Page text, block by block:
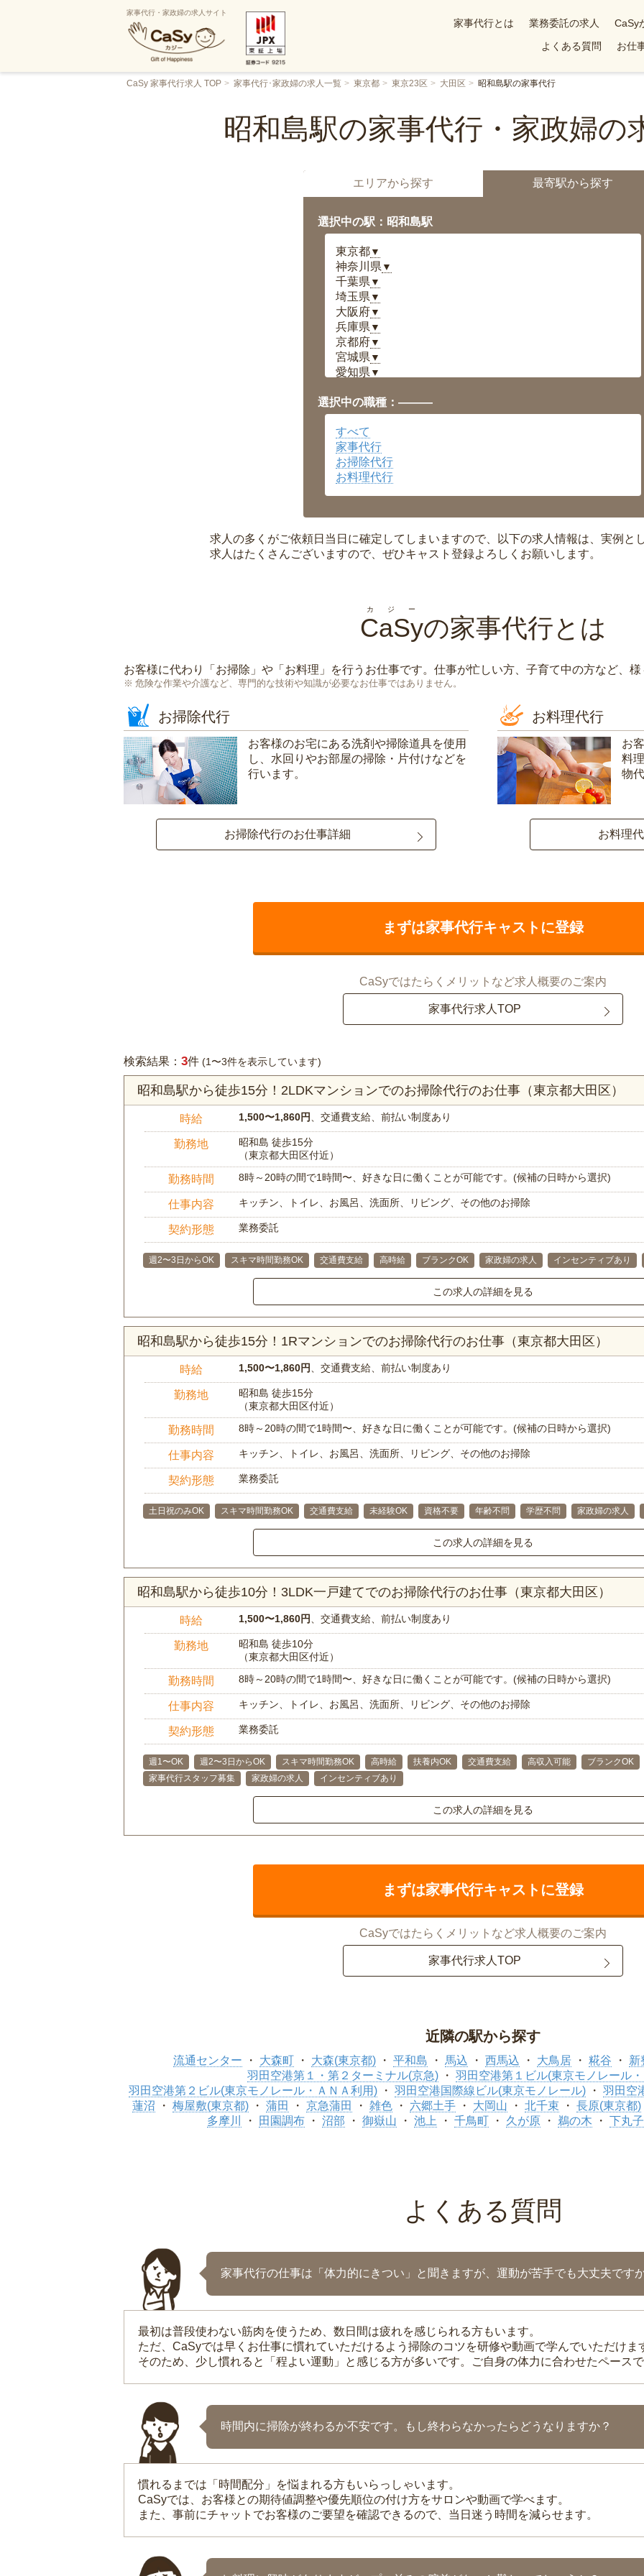
家事代行・家政婦の求人サイト
家事代行とは 業務委託の求人 CaSy
よくある質問
お仕
CaSy 家事代行求人 TOP 家事代行･家政婦の求人一覧 東京都 東京23区 大田区 昭和島駅の家事代行
昭和島駅の家事代行・家政婦の
エリアから探す 最寄駅から探す
選択中の駅：昭和島駅
東京都▼
神奈川県 ▼
千葉県 ▼
埼玉県 ▼
大阪府▼
兵庫県 ▼
京都府▼
宮城県 ▼
愛知県 ▼
岡山県▼
広島県▼
沖縄県
選択中の職種：———
すべて
家事代行
お掃除代行
お料理代行
求人の多くがご依頼日当日に確定してしまいますので、以下の求人情報は、実例と
求人はたくさんございますので、ぜひキャスト登録よろしくお願いします。
CaSy
カジー
の家事代行とは
お客様に代わり「 お掃除 」や「 お料理 」を行うお仕事です。仕事が忙しい方、子育て中の方など、
危険な作業や介護など、専門的な技術や知識が必要なお仕事ではありません。
お掃除代行
お客様のお宅にある洗剤や掃除道具を使用
し、水回りやお部屋の掃除・片付けなどを
行います。
お掃除代行のお仕事詳細
お料理代行
お
料
物
お料理
まずは家事代行キャストに登録
CaSyではたらくメリットなど求人概要のご案内
家事代行求人TOP
検索結果： 3件 (1〜3件を表示しています)
昭和島駅から徒歩15分！2LDKマンションでのお掃除代行のお仕事（東京都大田区）
時給 1,500〜1,860円 、交通費支給、前払い制度あり
勤務地
昭和島 徒歩15分
（東京都大田区付近）
勤務時間 8時～20時の間で1時間〜、好きな日に働くことが可能です。(候補の日時から選択)
仕事内容 キッチン、トイレ、お風呂、洗面所、リビング、その他のお掃除
契約形態 業務委託
週2〜3日からOK スキマ時間勤務OK 交通費支給 高時給 ブランクOK 家政婦の求人 インセンティブあり
この求人の詳細を見る
昭和島駅から徒歩15分！1Rマンションでのお掃除代行のお仕事（東京都大田区）
時給 1,500〜1,860円 、交通費支給、前払い制度あり
勤務地
昭和島 徒歩15分
（東京都大田区付近）
勤務時間 8時～20時の間で1時間〜、好きな日に働くことが可能です。(候補の日時から選択)
仕事内容 キッチン、トイレ、お風呂、洗面所、リビング、その他のお掃除
契約形態 業務委託
土日祝のみOK スキマ時間勤務OK 交通費支給 未経験OK 資格不要 年齢不問 学歴不問 家政婦の求人
この求人の詳細を見る
昭和島駅から徒歩10分！3LDK一戸建てでのお掃除代行のお仕事（東京都大田区）
時給 1,500〜1,860円 、交通費支給、前払い制度あり
勤務地
昭和島 徒歩10分
（東京都大田区付近）
勤務時間 8時～20時の間で1時間〜、好きな日に働くことが可能です。(候補の日時から選択)
仕事内容 キッチン、トイレ、お風呂、洗面所、リビング、その他のお掃除
契約形態 業務委託
週1〜OK 週2〜3日からOK スキマ時間勤務OK 高時給 扶養内OK 交通費支給 高収入可能 ブランクOK
家事代行スタッフ募集
家政婦の求人 インセンティブあり
この求人の詳細を見る
まずは家事代行キャストに登録
CaSyではたらくメリットなど求人概要のご案内
家事代行求人TOP
近隣の駅から探す
流通センター 大森町 大森(東京都) 平和島 馬込 西馬込 大鳥居 糀谷 新
羽田空港第１・第２ターミナル(京急)
羽田空港第１ビル(東京モノレール
羽田空港第２ビル(東京モノレール・ＡＮＡ利用)
羽田空港国際線ビル(東京モノレール) 羽田空
蓮沼
梅屋敷(東京都) 蒲田 京急蒲田 雑色 六郷土手 大岡山 北千束 長原(東京都)
多摩川
田園調布 沼部 御嶽山 池上 千鳥町 久が原 鵜の木 下丸子
よくある質問
家事代行の仕事は「体力的にきつい」と聞きますが、運動が苦手でも大丈夫です
最初は普段使わない筋肉を使うため、数日間は疲れを感じられる方もいます。
ただ、CaSyでは早くお仕事に慣れていただけるよう掃除のコツを研修や動画で学んでいただけま
そのため、少し慣れると「程よい運動」と感じる方が多いです。ご自身の体力に合わせたペース
時間内に掃除が終わるか不安です。もし終わらなかったらどうなりますか？
慣れるまでは「時間配分」を悩まれる方もいらっしゃいます。
CaSyでは、お客様との期待値調整や優先順位の付け方をサロンや動画で学べます。
また、事前にチャットでお客様のご要望を確認できるので、当日迷う時間を減らせます。